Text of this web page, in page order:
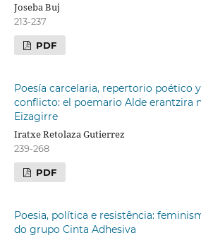
Joseba Buj
213-237
PDF
Poesía carcelaria, repertorio poético
conflicto: el poemario Alde erantzira
Eizagirre
Iratxe Retolaza Gutierrez
239-268
PDF
Poesia, política e resistência:
do grupo Cinta Adhesiva